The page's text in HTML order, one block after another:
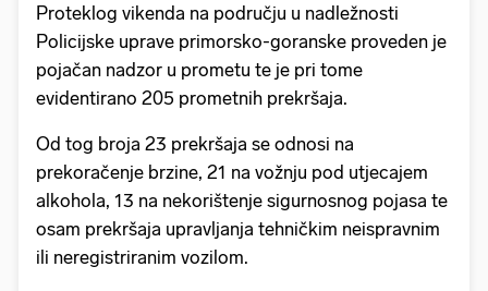
Proteklog vikenda na području u nadležnosti
Policijske uprave primorsko-goranske proveden je
pojačan nadzor u prometu te je pri tome
evidentirano 205 prometnih prekršaja.
Od tog broja 23 prekršaja se odnosi na
prekoračenje brzine, 21 na vožnju pod utjecajem
alkohola, 13 na nekorištenje sigurnosnog pojasa te
osam prekršaja upravljanja tehničkim neispravnim
ili neregistriranim vozilom.